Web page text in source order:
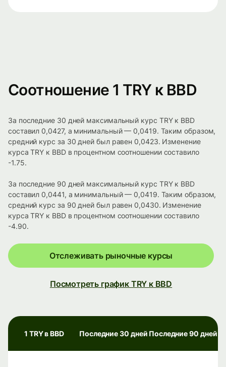
Соотношение 1 TRY к BBD
За последние 30 дней максимальный курс TRY к BBD
составил 0,0427, а минимальный — 0,0419. Таким образом,
средний курс за 30 дней был равен 0,0423. Изменение
курса TRY к BBD в процентном соотношении составило
-1.75.
За последние 90 дней максимальный курс TRY к BBD
составил 0,0441, а минимальный — 0,0419. Таким образом,
средний курс за 90 дней был равен 0,0430. Изменение
курса TRY к BBD в процентном соотношении составило
-4.90.
Отслеживать рыночные курсы
Посмотреть график TRY к BBD
1 TRY в BBD Последние 30 дней Последние 90 дней